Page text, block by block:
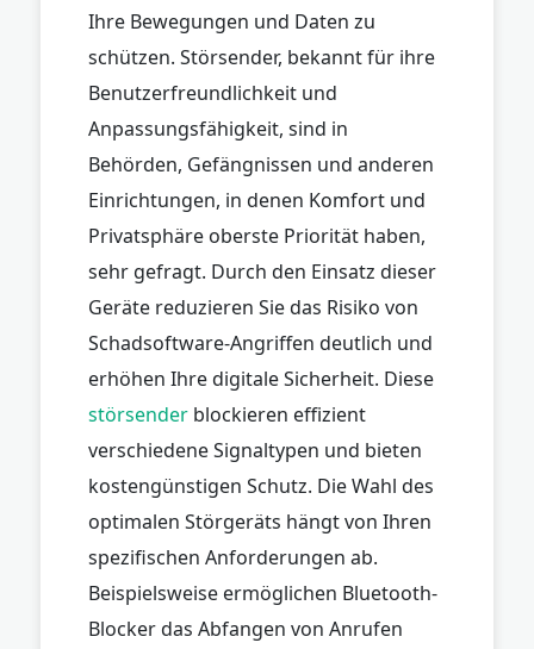
Ihre Bewegungen und Daten zu
schützen. Störsender, bekannt für ihre
Benutzerfreundlichkeit und
Anpassungsfähigkeit, sind in
Behörden, Gefängnissen und anderen
Einrichtungen, in denen Komfort und
Privatsphäre oberste Priorität haben,
sehr gefragt. Durch den Einsatz dieser
Geräte reduzieren Sie das Risiko von
Schadsoftware-Angriffen deutlich und
erhöhen Ihre digitale Sicherheit. Diese
störsender blockieren effizient
verschiedene Signaltypen und bieten
kostengünstigen Schutz. Die Wahl des
optimalen Störgeräts hängt von Ihren
spezifischen Anforderungen ab.
Beispielsweise ermöglichen Bluetooth-
Blocker das Abfangen von Anrufen